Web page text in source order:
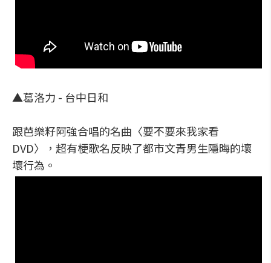
▲葛洛力 - 台中日和
跟芭樂籽阿強合唱的名曲〈要不要來我家看
DVD〉，超有梗歌名反映了都市文青男生隱晦的壞
壞行為。